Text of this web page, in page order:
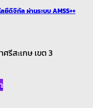
ยีดิจิทัล ผ่านระบบ AMSS++
รีสะเกษ เขต 3